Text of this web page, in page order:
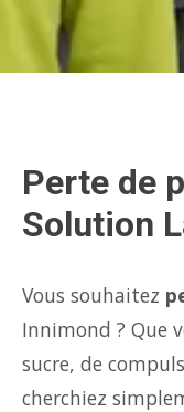
Perte de
Solution
Vous souhaitez
Innimond ? Que
sucre, de
cherchiez